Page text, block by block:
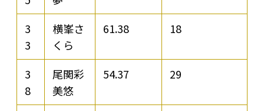
3
3
横峯さ
くら
61.38 18
3
8
尾関彩
美悠
54.37 29